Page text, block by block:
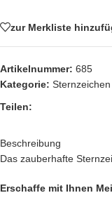
zur Merkliste
Artikelnummer: 685
Kategorie: Sternzeichen
Teilen:
Beschreibung
Das zauberhafte
Erschaffe mit Ihnen